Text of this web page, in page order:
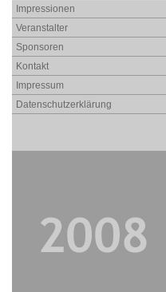
Impressionen
Veranstalter
Sponsoren
Kontakt
Impressum
Datenschutzerklärung